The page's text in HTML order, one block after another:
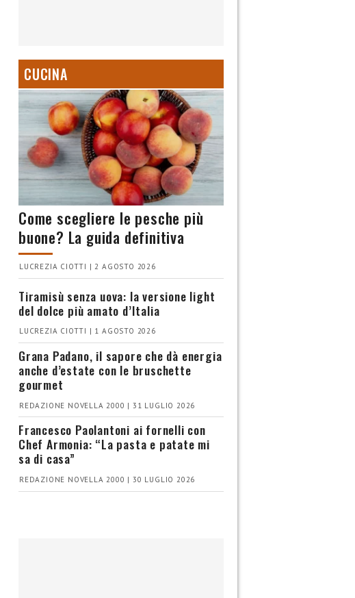
CUCINA
Come scegliere le pesche più
buone? La guida definitiva
LUCREZIA CIOTTI | 2 AGOSTO 2026
Tiramisù senza uova: la versione light
del dolce più amato d’Italia
LUCREZIA CIOTTI | 1 AGOSTO 2026
Grana Padano, il sapore che dà energia
anche d’estate con le bruschette
gourmet
REDAZIONE NOVELLA 2000 | 31 LUGLIO 2026
Francesco Paolantoni ai fornelli con
Chef Armonia: “La pasta e patate mi
sa di casa”
REDAZIONE NOVELLA 2000 | 30 LUGLIO 2026